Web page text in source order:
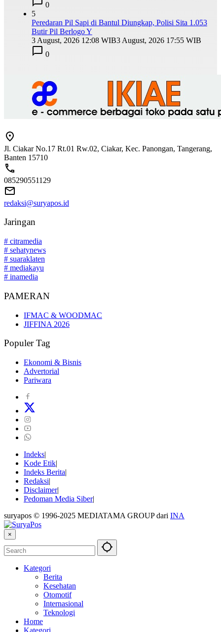
0
5
Peredaran Pil Sapi di Bantul Diungkap, Polisi Sita 1.053
Butir Pil Berlogo Y
3 August, 2026 12:08 WIB3 August, 2026 17:55 WIB
0
Jl. Ciakar No.17 Rt.01 Rw.02, Ciakar, Kec. Panongan, Tangerang,
Banten 15710
085290551129
redaksi@suryapos.id
Jaringan
# citramedia
# sehatynews
# suaraklaten
# mediakayu
# inamedia
PAMERAN
IFMAC & WOODMAC
JIFFINA 2026
Populer Tag
Ekonomi & Bisnis
Advertorial
Pariwara
Indeks
Kode Etik
Indeks Berita
Redaksi
Disclaimer
Pedoman Media Siber
suryapos © 1996-2025 MEDIATAMA GROUP dari INA
×
Kategori
Berita
Kesehatan
Otomotif
Internasional
Teknologi
Home
Kategori